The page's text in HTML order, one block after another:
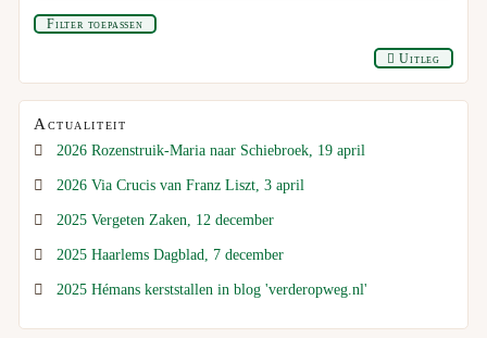
Filter toepassen
Uitleg
Actualiteit
2026 Rozenstruik-Maria naar Schiebroek, 19 april
2026 Via Crucis van Franz Liszt, 3 april
2025 Vergeten Zaken, 12 december
2025 Haarlems Dagblad, 7 december
2025 Hémans kerststallen in blog 'verderopweg.nl'